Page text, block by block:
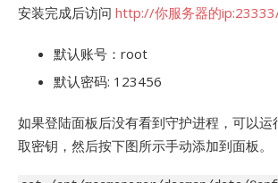
安装完成后访问 http://你服务器的
默认账号：root
默认密码: 123456
如果登陆面板后没有看到守护进程，可以运
取密钥，然后按下图所示手动添加到面板。